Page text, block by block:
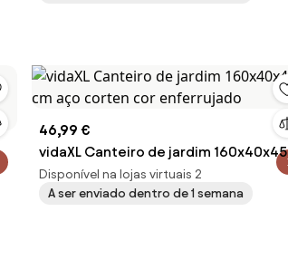
46,99 €
vidaXL Canteiro de jardim 160x40x45
cm aço corten cor enferrujado
Disponível na lojas virtuais 2
A ser enviado dentro de 1 semana